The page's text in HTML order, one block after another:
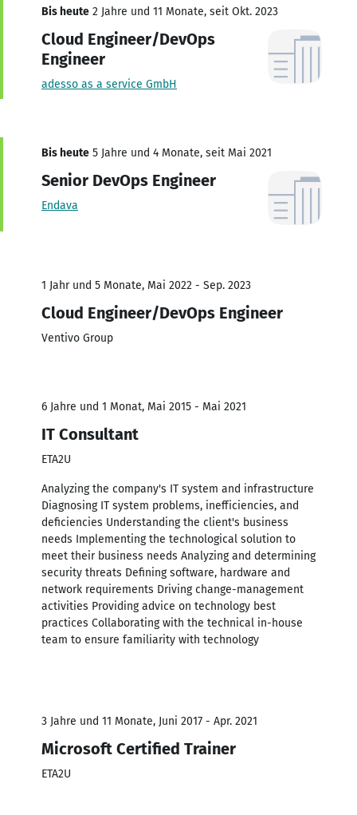
Bis heute 2 Jahre und 11 Monate, seit Okt. 2023
Cloud Engineer/DevOps
Engineer
adesso as a service GmbH
Bis heute 5 Jahre und 4 Monate, seit Mai 2021
Senior DevOps Engineer
Endava
1 Jahr und 5 Monate, Mai 2022 - Sep. 2023
Cloud Engineer/DevOps Engineer
Ventivo Group
6 Jahre und 1 Monat, Mai 2015 - Mai 2021
IT Consultant
ETA2U
Analyzing the company's IT system and infrastructure
Diagnosing IT system problems, inefficiencies, and
deficiencies Understanding the client's business
needs Implementing the technological solution to
meet their business needs Analyzing and determining
security threats Defining software, hardware and
network requirements Driving change-management
activities Providing advice on technology best
practices Collaborating with the technical in-house
team to ensure familiarity with technology
3 Jahre und 11 Monate, Juni 2017 - Apr. 2021
Microsoft Certified Trainer
ETA2U